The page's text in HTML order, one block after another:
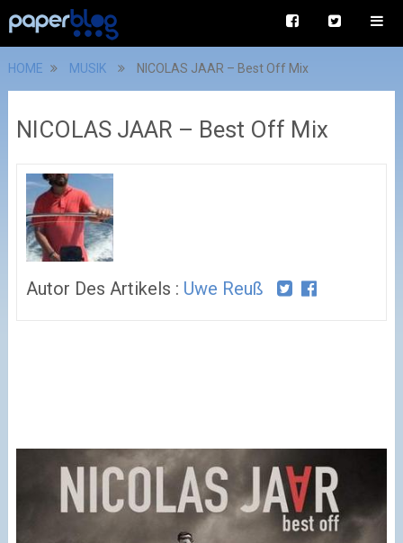
HOME MUSIK NICOLAS JAAR – Best Off Mix
NICOLAS JAAR – Best Off Mix
Autor Des Artikels : Uwe Reuß